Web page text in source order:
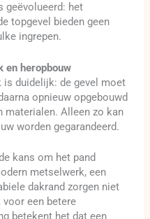
geëvolueerd: het
topgevel bieden geen
ingrepen.
en heropbouw
is duidelijk: de gevel moet
opnieuw opgebouwd
materialen. Alleen zo kan
worden gegarandeerd.
kans om het pand
metselwerk, een
dakrand zorgen niet
een betere
betekent het dat een